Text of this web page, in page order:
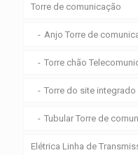
Torre de comunicação
Anjo Torre de
Torre chão
Torre do site integrado
Tubular Torre de
Elétrica Linha de